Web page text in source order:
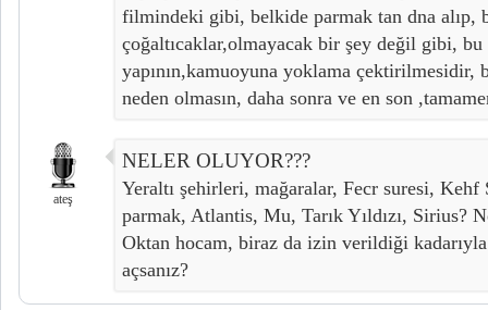
filmindeki gibi, belkide parmak tan dna alıp,
çoğaltıcaklar,olmayacak bir şey değil gibi,
yapının,kamuoyuna yoklama çektirilmesidir,
neden olmasın, daha sonra ve en son
ateş
NELER OLUYOR???
Yeraltı şehirleri, mağaralar, Fecr suresi,
parmak, Atlantis, Mu, Tarık Yıldızı, Sirius?
Oktan hocam, biraz da izin verildiği kadarıyla
açsanız?